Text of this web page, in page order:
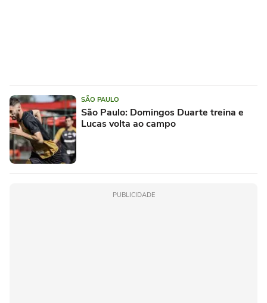
SÃO PAULO
São Paulo: Domingos Duarte treina e
Lucas volta ao campo
PUBLICIDADE